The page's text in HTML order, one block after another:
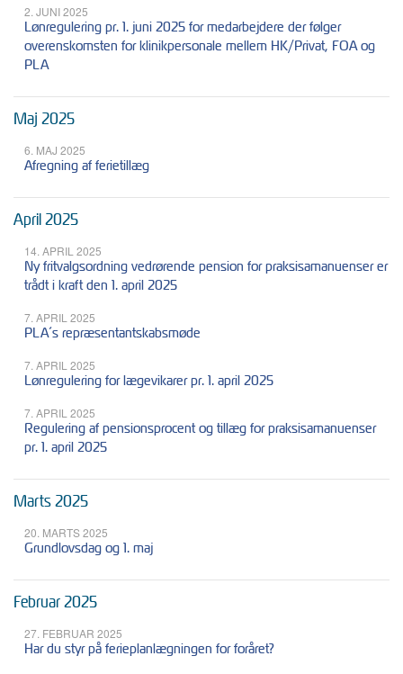
2. JUNI 2025
Lønregulering pr. 1. juni 2025 for medarbejdere der følger
overenskomsten for klinikpersonale mellem HK/Privat, FOA og
PLA
Maj 2025
6. MAJ 2025
Afregning af ferietillæg
April 2025
14. APRIL 2025
Ny fritvalgsordning vedrørende pension for praksisamanuenser er
trådt i kraft den 1. april 2025
7. APRIL 2025
PLA´s repræsentantskabsmøde
7. APRIL 2025
Lønregulering for lægevikarer pr. 1. april 2025
7. APRIL 2025
Regulering af pensionsprocent og tillæg for praksisamanuenser
pr. 1. april 2025
Marts 2025
20. MARTS 2025
Grundlovsdag og 1. maj
Februar 2025
27. FEBRUAR 2025
Har du styr på ferieplanlægningen for foråret?